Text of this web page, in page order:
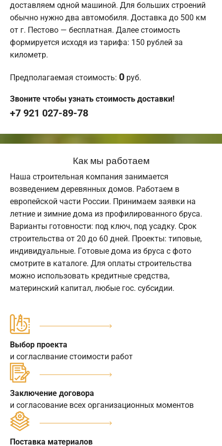
доставляем одной машиной. Для больших строений
обычно нужно два автомобиля. Доставка до 500 км
от г. Пестово — бесплатная. Далее стоимость
формируется исходя из тарифа: 150 рублей за
километр.
Предполагаемая стоимость: 0 руб.
Звоните чтобы узнать стоимость доставки!
+7 921 027-89-78
Как мы работаем
Наша строительная компания занимается
возведением деревянных домов. Работаем в
европейской части России. Принимаем заявки на
летние и зимние дома из профилированного бруса.
Варианты готовности: под ключ, под усадку. Срок
строительства от 20 до 60 дней. Проекты: типовые,
индивидуальные. Готовые дома из бруса с фото
смотрите в каталоге. Для оплаты строительства
можно использовать кредитные средства,
материнский капитал, любые гос. субсидии.
Выбор проекта
и согласлвание стоимости работ
Заключение договора
и согласование всех организационных моментов
Поставка материалов